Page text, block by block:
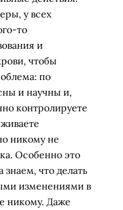
у всех
то
и
чтобы
по
и научны и,
контролируете
никому не
Особенно это
что делать
изменениями в
никому. Даже